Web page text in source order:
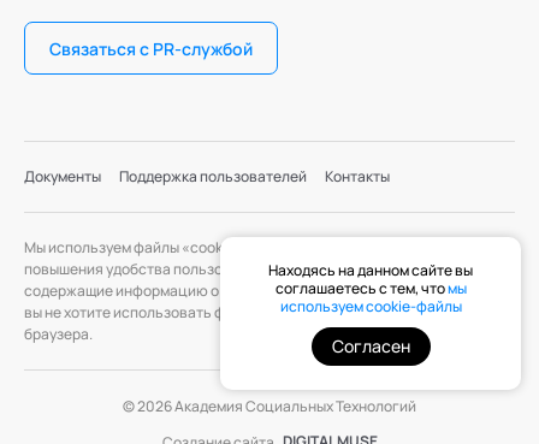
Связаться с PR-службой
Документы Поддержка пользователей Контакты
Мы используем файлы «cookie» с целью персонализации сервисов и
повышения удобства пользования веб-сайтом. «Cookie» — файлы,
содержащие информацию о предыдущих посещениях веб-сайта. Если
вы не хотите использовать файлы «cookie», измените настройки
браузера.
© 2026 Академия Социальных Технологий
Находясь на данном сайте вы
соглашаетесь с тем, чтомы
используем cookie-файлы
Согласен